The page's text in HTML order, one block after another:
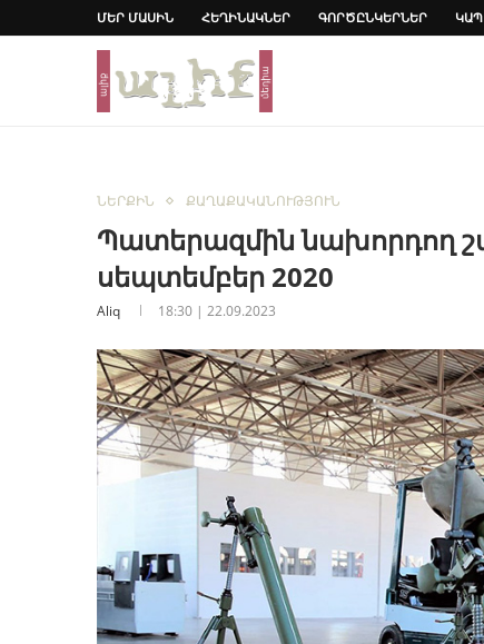
ՄԵՐ ՄԱՍԻՆ ՀԵՂԻՆԱԿՆԵՐ ԳՈՐԾԸՆԿԵՐՆԵՐ ԿԱՊ
ՆԵՐՔԻՆ ՔԱՂԱՔԱԿԱՆՈՒԹՅՈՒՆ
Պատերազմին նախորդող
սեպտեմբեր 2020
Aliq 18:30 | 22.09.2023